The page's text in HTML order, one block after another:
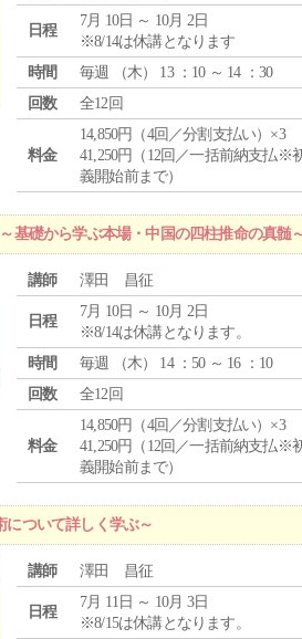
日程
7月 10日 ～ 10月 2日
※8/14は休講となります
時間
毎週 （木） 13 ：10 ～ 14 ：30
回数
全12回
料金
14,850円（4回／分割支払い）×3
41,250円（12回／一括前納支払※
義開始前まで）
基礎から学ぶ本場・中国の四柱推命の真髄
講師 澤田 昌征
日程
7月 10日 ～ 10月 2日
※8/14は休講となります。
時間
毎週 （木） 14 ：50 ～ 16 ：10
回数
全12回
料金
14,850円（4回／分割支払い）×3
41,250円（12回／一括前納支払※
義開始前まで）
ついて詳しく学ぶ～
講師 澤田 昌征
日程
7月 11日 ～ 10月 3日
※8/15は休講となります。